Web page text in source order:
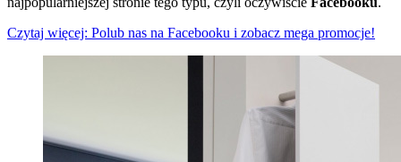
Czytaj więcej: Polub nas na Facebooku i zobacz mega promocje!